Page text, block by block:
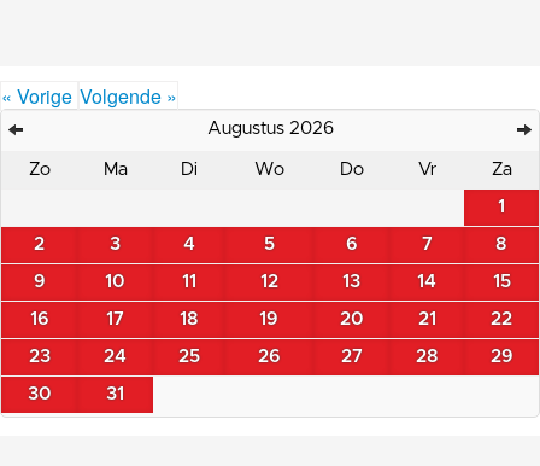
« Vorige Volgende »
Augustus 2026
Zo Ma Di Wo Do Vr Za
1
2 3 4 5 6 7 8
9 10 11 12 13 14 15
16 17 18 19 20 21 22
23 24 25 26 27 28 29
30 31